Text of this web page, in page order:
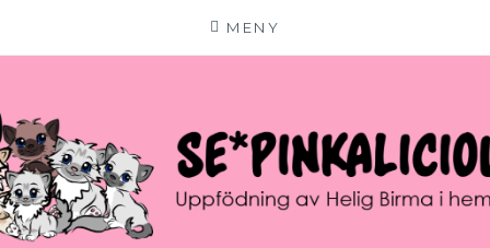
MENY
innehåll
SE*PINKALICIOUS
VÄLKOMMEN TILL VÅR LILLA KATTERIA!